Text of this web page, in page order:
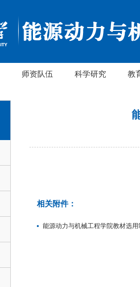
师资队伍 科学研究 教
相关附件：
能源动力与机械工程学院教材选